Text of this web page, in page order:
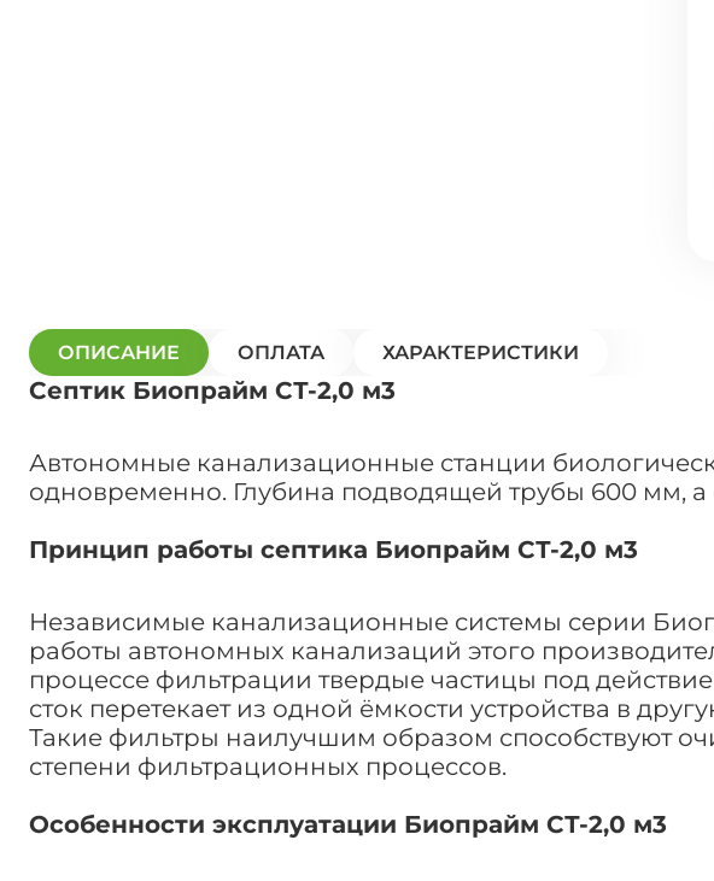
ОПИСАНИЕ ОПЛАТА ХАРАКТЕРИСТИКИ
Септик Биопрайм СТ-2,0 м3
Автономные канализационные станции
одновременно. Глубина подводящей трубы 600 мм, а
Принцип работы септика Биопрайм СТ-2,0 м3
Независимые канализационные системы серии
работы автономных канализаций этого
процессе фильтрации твердые частицы под
сток перетекает из одной ёмкости устройства в
Такие фильтры наилучшим образом способствуют
степени фильтрационных процессов.
Особенности эксплуатации Биопрайм СТ-2,0 м3